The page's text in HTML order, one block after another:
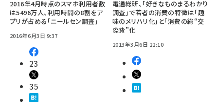
2016年4月時点のスマホ利用者数
は5496万人、利用時間の8割をア
プリが占める「ニールセン調査」
2016年6月3日 9:37
23
35
電通総研、「好きなものまるわかり
調査」で若者の消費の特徴は「趣
味のメリハリ化」と「消費の総“交
際費”化
2013年3月6日 22:10